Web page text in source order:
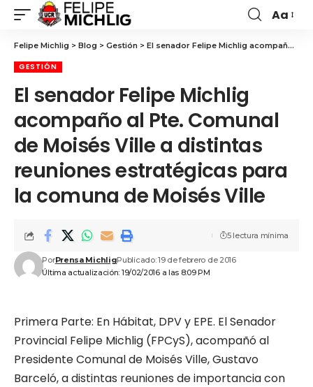
Aa
Felipe Michlig > Blog > Gestión > El senador Felipe Michlig acompaño al Pte. Comunal de Moisés Ville a distintas reuniones estratégicas para la comuna de Moisés Ville
GESTIÓN
El senador Felipe Michlig
acompaño al Pte. Comunal
de Moisés Ville a distintas
reuniones estratégicas para
la comuna de Moisés Ville
Última actualización: 19/02/2016 a las 8:09 PM
PorPrensa MichligPublicado: 19 de febrero de 2016
5 lectura mínima
Primera Parte: En Hábitat, DPV y EPE. El Senador
Provincial Felipe Michlig (FPCyS), acompañó al
Presidente Comunal de Moisés Ville, Gustavo
Barceló, a distintas reuniones de importancia con